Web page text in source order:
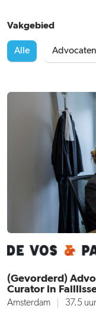
Vakgebied
Alle Advocaten
(Gevorderd)
Curator in
Amsterdam 37.5 uur